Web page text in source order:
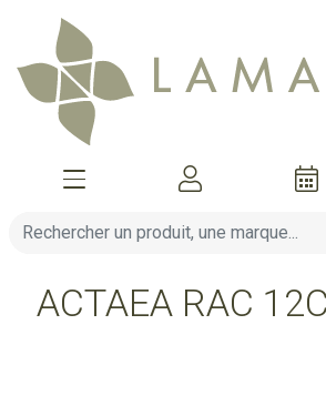
Afficher la navigation
ACTAEA RAC